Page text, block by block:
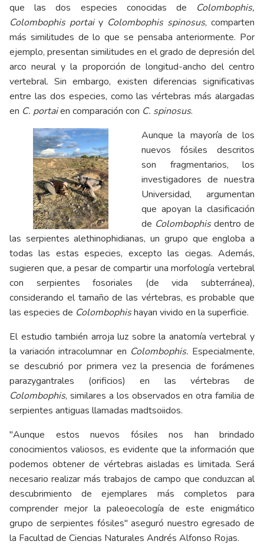
que las dos especies conocidas de Colombophis,
Colombophis portai y Colombophis spinosus, comparten
más similitudes de lo que se pensaba anteriormente. Por
ejemplo, presentan similitudes en el grado de depresión del
arco neural y la proporción de longitud-ancho del centro
vertebral. Sin embargo, existen diferencias significativas
entre las dos especies, como las vértebras más alargadas
en C. portaien comparación con C. spinosus.
Aunque la mayoría de los
nuevos fósiles descritos
son fragmentarios, los
investigadores de nuestra
Universidad, argumentan
que apoyan la clasificación
de Colombophisdentro de
las serpientes alethinophidianas, un grupo que engloba a
todas las estas especies, excepto las ciegas. Además,
sugieren que, a pesar de compartir una morfología vertebral
con serpientes fosoriales (de vida subterránea),
considerando el tamaño de las vértebras, es probable que
las especies de Colombophishayan vivido en la superficie.
El estudio también arroja luz sobre la anatomía vertebral y
la variación intracolumnar en Colombophis. Especialmente,
se descubrió por primera vez la presencia de forámenes
parazygantrales (orificios) en las vértebras de
Colombophis, similares a los observados en otra familia de
serpientes antiguas llamadas madtsoiidos.
"Aunque estos nuevos fósiles nos han brindado
conocimientos valiosos, es evidente que la información que
podemos obtener de vértebras aisladas es limitada. Será
necesario realizar más trabajos de campo que conduzcan al
descubrimiento de ejemplares más completos para
comprender mejor la paleoecología de este enigmático
grupo de serpientes fósiles" aseguró nuestro egresado de
la Facultad de Ciencias Naturales Andrés Alfonso Rojas.